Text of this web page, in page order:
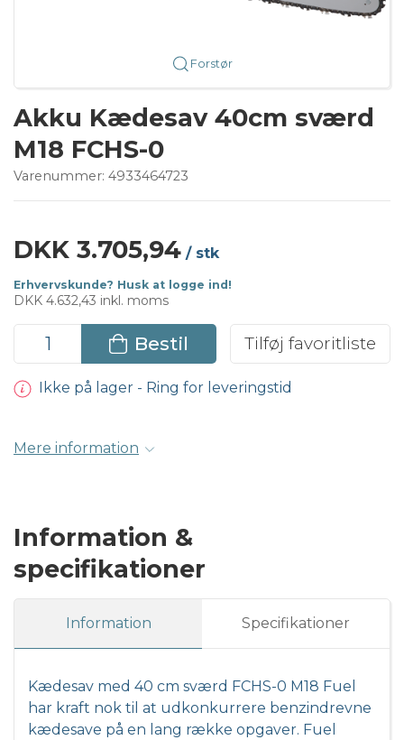
Forstør
Akku Kædesav 40cm sværd
M18 FCHS-0
Varenummer: 4933464723
DKK 3.705,94 / stk
Erhvervskunde? Husk at logge ind!
DKK 4.632,43 inkl. moms
Bestil Tilføj favoritliste
Ikke på lager - Ring for leveringstid
Mere information
Information &
specifikationer
Information Specifikationer
Kædesav med 40 cm sværd FCHS-0 M18 Fuel
har kraft nok til at udkonkurrere benzindrevne
kædesave på en lang række opgaver. Fuel